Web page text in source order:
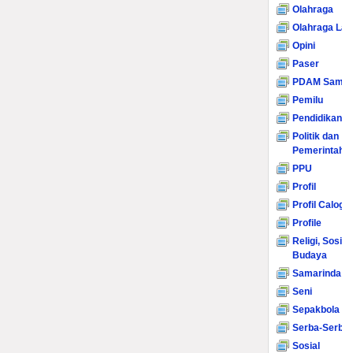
Olahraga
Olahraga
Opini
Paser
PDAM
Pemilu
Pendidikan
Politik dan
PPU
Profil
Profil
Profile
Religi,
Budaya
Samarinda
Seni
Sepakbola
Serba-
Sosial